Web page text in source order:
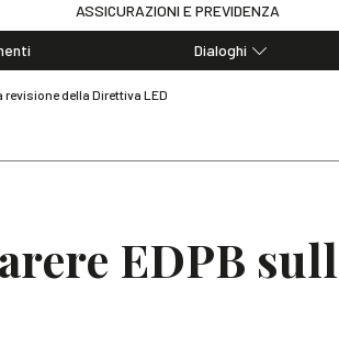
ASSICURAZIONI E PREVIDENZA
Dialoghi
revisione della Direttiva LED
EDPB